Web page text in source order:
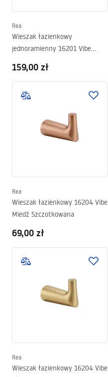
Rea
Wieszak łazienkowy
jednoramienny 16201 Vibe
159,00 zł
Rea
Wieszak łazienkowy 16204 Vibe
Miedź Szczotkowana
69,00 zł
Rea
Wieszak łazienkowy 16204 Vibe